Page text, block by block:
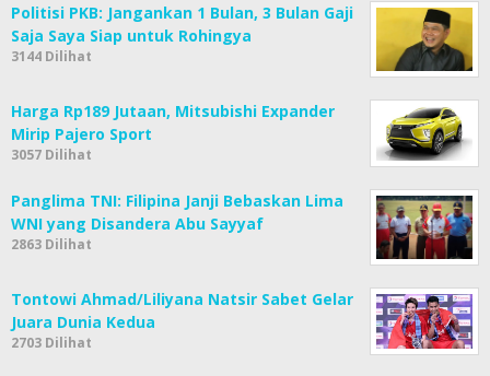
Politisi PKB: Jangankan 1 Bulan, 3 Bulan Gaji
Saja Saya Siap untuk Rohingya
3144 Dilihat
Harga Rp189 Jutaan, Mitsubishi Expander
Mirip Pajero Sport
3057 Dilihat
Panglima TNI: Filipina Janji Bebaskan Lima
WNI yang Disandera Abu Sayyaf
2863 Dilihat
Tontowi Ahmad/Liliyana Natsir Sabet Gelar
Juara Dunia Kedua
2703 Dilihat